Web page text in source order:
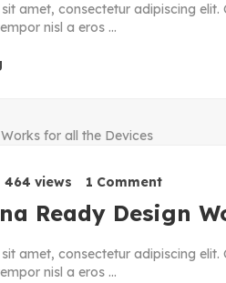
amet, consectetur adipiscing
nisl a eros ...
464 views 1 Comment
Ready Design
amet, consectetur adipiscing
nisl a eros ...